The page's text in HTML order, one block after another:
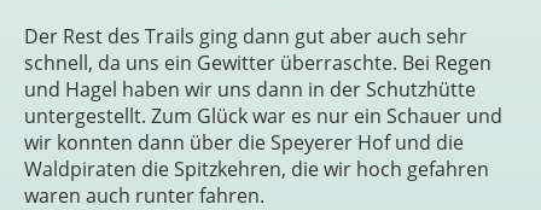
Der Rest des Trails ging dann gut aber auch sehr
schnell, da uns ein Gewitter überraschte. Bei Regen
und Hagel haben wir uns dann in der Schutzhütte
untergestellt. Zum Glück war es nur ein Schauer und
wir konnten dann über die Speyerer Hof und die
Waldpiraten die Spitzkehren, die wir hoch gefahren
waren auch runter fahren.